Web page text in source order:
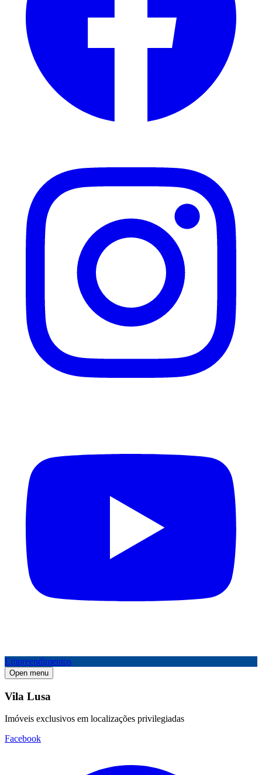
Empreendimentos
Open menu
Vila Lusa
Imóveis exclusivos em localizações privilegiadas
Facebook